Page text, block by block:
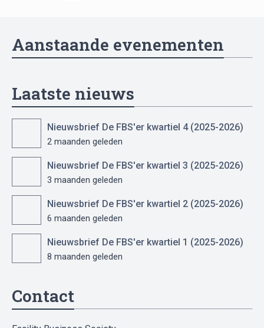
Aanstaande evenementen
Laatste nieuws
Nieuwsbrief De FBS'er kwartiel 4 (2025-2026)
2 maanden geleden
Nieuwsbrief De FBS'er kwartiel 3 (2025-2026)
3 maanden geleden
Nieuwsbrief De FBS'er kwartiel 2 (2025-2026)
6 maanden geleden
Nieuwsbrief De FBS'er kwartiel 1 (2025-2026)
8 maanden geleden
Contact